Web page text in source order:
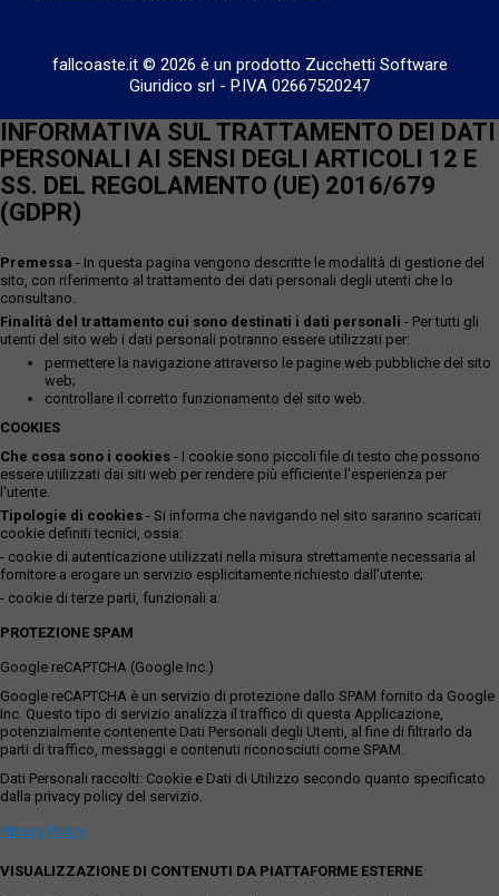
fallcoaste.it © 2026 è un prodotto Zucchetti Software
Giuridico srl - P.IVA 02667520247
INFORMATIVA SUL TRATTAMENTO DEI DATI
PERSONALI AI SENSI DEGLI ARTICOLI 12 E
SS. DEL REGOLAMENTO (UE) 2016/679
(GDPR)
Premessa - In questa pagina vengono descritte le modalità di gestione del
sito, con riferimento al trattamento dei dati personali degli utenti che lo
consultano.
Finalità del trattamento cui sono destinati i dati personali - Per tutti gli
utenti del sito web i dati personali potranno essere utilizzati per:
permettere la navigazione attraverso le pagine web pubbliche del sito
web;
controllare il corretto funzionamento del sito web.
COOKIES
Che cosa sono i cookies - I cookie sono piccoli file di testo che possono
essere utilizzati dai siti web per rendere più efficiente l'esperienza per
l'utente.
Tipologie di cookies - Si informa che navigando nel sito saranno scaricati
cookie definiti tecnici, ossia:
- cookie di autenticazione utilizzati nella misura strettamente necessaria al
fornitore a erogare un servizio esplicitamente richiesto dall'utente;
- cookie di terze parti, funzionali a:
PROTEZIONE SPAM
Google reCAPTCHA (Google Inc.)
Google reCAPTCHA è un servizio di protezione dallo SPAM fornito da Google
Inc. Questo tipo di servizio analizza il traffico di questa Applicazione,
potenzialmente contenente Dati Personali degli Utenti, al fine di filtrarlo da
parti di traffico, messaggi e contenuti riconosciuti come SPAM.
Dati Personali raccolti: Cookie e Dati di Utilizzo secondo quanto specificato
dalla privacy policy del servizio.
Privacy Policy
VISUALIZZAZIONE DI CONTENUTI DA PIATTAFORME ESTERNE